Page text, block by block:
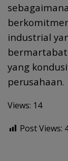
industrial
yang
perusahaan.
Views: 14
Post Views: